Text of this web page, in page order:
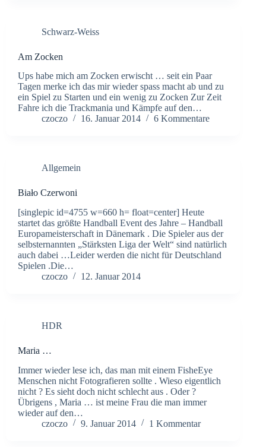
Schwarz-Weiss
Am Zocken
Ups habe mich am Zocken erwischt … seit ein Paar
Tagen merke ich das mir wieder spass macht ab und zu
ein Spiel zu Starten und ein wenig zu Zocken Zur Zeit
Fahre ich die Trackmania und Kämpfe auf den…
czoczo
16. Januar 2014 6 Kommentare
Allgemein
Biało Czerwoni
[singlepic id=4755 w=660 h= float=center] Heute
startet das größte Handball Event des Jahre – Handball
Europameisterschaft in Dänemark . Die Spieler aus der
selbsternannten „Stärksten Liga der Welt“ sind natürlich
auch dabei …Leider werden die nicht für Deutschland
Spielen .Die…
czoczo
12. Januar 2014
HDR
Maria …
Immer wieder lese ich, das man mit einem FisheEye
Menschen nicht Fotografieren sollte . Wieso eigentlich
nicht ? Es sieht doch nicht schlecht aus . Oder ?
Übrigens , Maria … ist meine Frau die man immer
wieder auf den…
czoczo
9. Januar 2014 1 Kommentar